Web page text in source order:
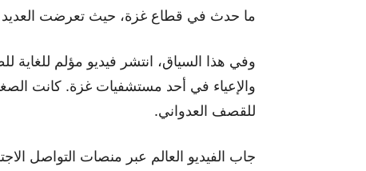
ما حدث في قطاع غزة، حيث تعرضت العديد
وفي هذا السياق، انتشر فيديو مؤلم
والإعياء في أحد مستشفيات غزة. كانت
للقصف العدواني.
جاب الفيديو العالم عبر منصات التواصل